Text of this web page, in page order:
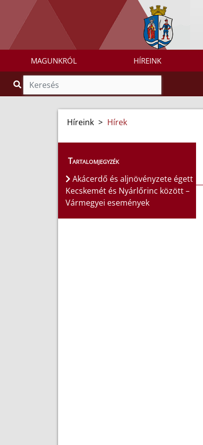
MAGUNKRÓL HÍREINK
Híreink > Hírek
Tartalomjegyzék
Akácerdő és aljnövényzete égett
Kecskemét és Nyárlőrinc között –
Vármegyei események